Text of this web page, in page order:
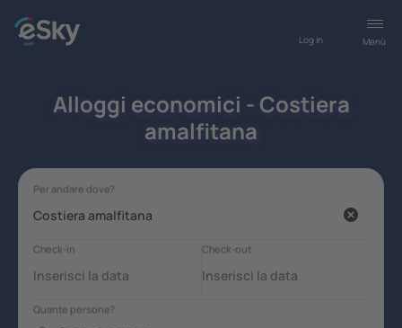
Menù
Log in
Alloggi economici - Costiera
amalfitana